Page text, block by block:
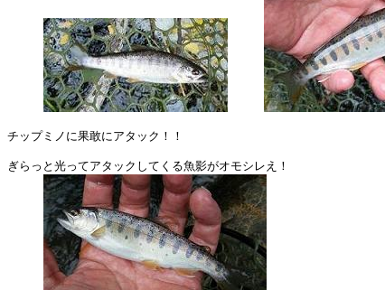
チップミノに果敢にアタック！！
ぎらっと光ってアタックしてくる魚影がオモシレえ！